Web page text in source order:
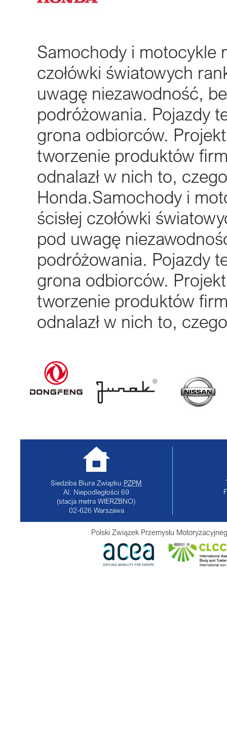
Samochody i motocykle
czołówki światowych
uwagę niezawodność,
podróżowania. Pojazdy
grona odbiorców.
tworzenie produktów
odnalazł w nich to,
Honda.Samochody i
ścisłej czołówki
pod uwagę
podróżowania. Pojazdy
grona odbiorców.
tworzenie produktów
odnalazł w nich to,
Siedziba Biura Związku PZPM
Al. Niepodległości 69
(stacja metra WIERZBNO)
02-626 Warszawa
Polski Związek Przemysłu